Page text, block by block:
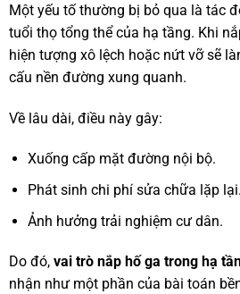
Một yếu tố thường bị bỏ qua là tác
tuổi thọ tổng thể của hạ tầng. Khi
hiện tượng xô lệch hoặc nứt vỡ sẽ
cấu nền đường xung quanh.
Về lâu dài, điều này gây:
Xuống cấp mặt đường nội bộ.
Phát sinh chi phí sửa chữa lặp lại.
Ảnh hưởng trải nghiệm cư dân.
Do đó, vai trò nắp hố ga trong hạ
nhận như một phần của bài toán